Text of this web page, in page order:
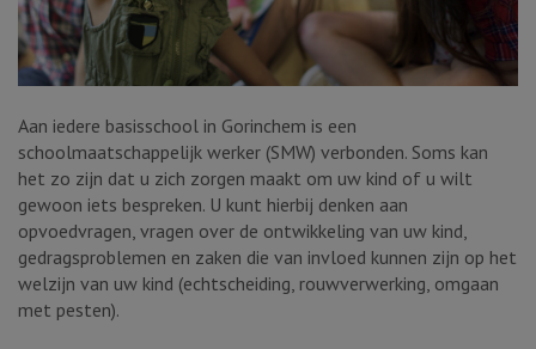
Aan iedere basisschool in Gorinchem is een
schoolmaatschappelijk werker (SMW) verbonden. Soms kan
het zo zijn dat u zich zorgen maakt om uw kind of u wilt
gewoon iets bespreken. U kunt hierbij denken aan
opvoedvragen, vragen over de ontwikkeling van uw kind,
gedragsproblemen en zaken die van invloed kunnen zijn op het
welzijn van uw kind (echtscheiding, rouwverwerking, omgaan
met pesten).